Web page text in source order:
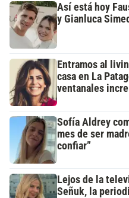
Así está hoy
y Gianluca
Entramos al
casa en La
ventanales
Sofía Aldrey
mes de ser
confiar”
Lejos de la
Señuk, la